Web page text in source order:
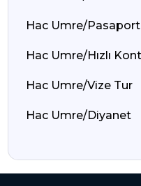
Hac Umre/
Hac Umre/Hızlı
Hac Umre/Vize Tur
Hac Umre/Diyanet